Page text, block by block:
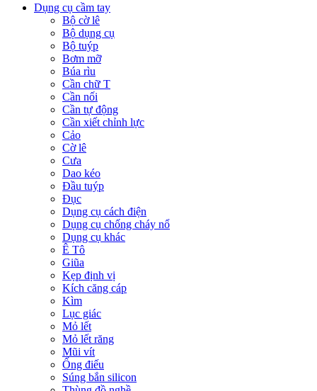
Dụng cụ cầm tay
Bộ cờ lê
Bộ dụng cụ
Bộ tuýp
Bơm mỡ
Búa rìu
Cần chữ T
Cần nối
Cần tự động
Cần xiết chỉnh lực
Cảo
Cờ lê
Cưa
Dao kéo
Đầu tuýp
Đục
Dụng cụ cách điện
Dụng cụ chống cháy nổ
Dụng cụ khác
Ê Tô
Giũa
Kẹp định vị
Kích căng cáp
Kìm
Lục giác
Mỏ lết
Mỏ lết răng
Mũi vít
Ống điếu
Súng bắn silicon